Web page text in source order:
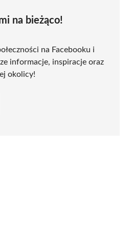
na bieżąco!
na Facebooku i
informacje, inspiracje oraz
okolicy!